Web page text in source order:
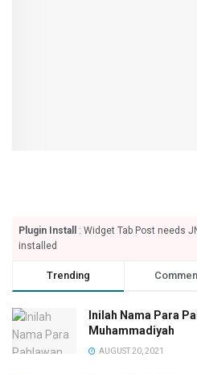
Plugin Install
: Widget Tab Post needs
installed
Trending
Inilah Nama Para
Muhammadiyah
AUGUST 20, 2021